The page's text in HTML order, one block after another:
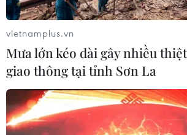
vietnamplus.vn
Mưa lớn kéo dài gây nhiều
giao thông tại tỉnh Sơn La